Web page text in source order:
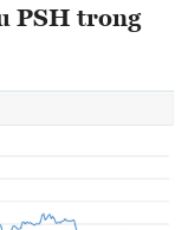
PSH trong